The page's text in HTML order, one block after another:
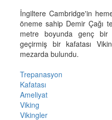
İngiltere Cambridge'in
öneme sahip Demir Çağı
metre boyunda genç bir
geçirmiş bir kafatası
mezarda bulundu.
Trepanasyon
Kafatası
Ameliyat
Viking
Vikingler